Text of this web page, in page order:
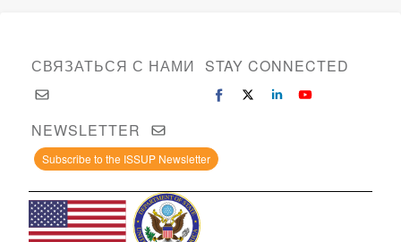
СВЯЗАТЬСЯ С НАМИ STAY CONNECTED
NEWSLETTER
Subscribe to the ISSUP Newsletter